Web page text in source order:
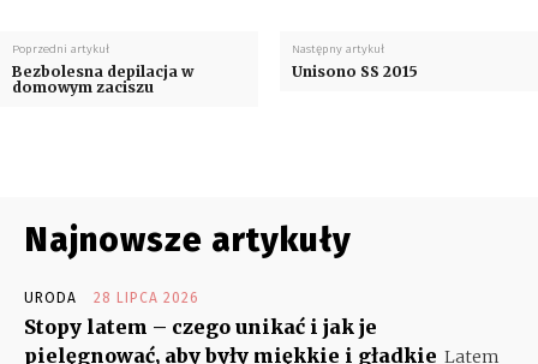
Poprzedni artykuł
Bezbolesna depilacja w
domowym zaciszu
Następny artykuł
Unisono SS 2015
Najnowsze artykuły
URODA 28 LIPCA 2026
Stopy latem – czego unikać i jak je
pielęgnować, aby były miękkie i gładkie Latem